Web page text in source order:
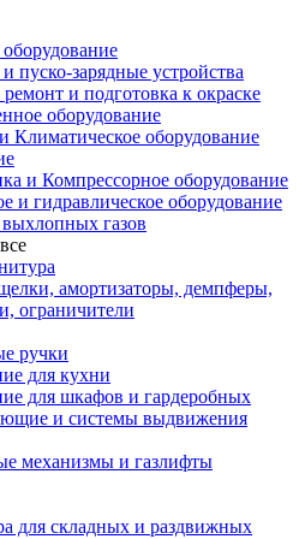
пуско-зарядные устройства
и подготовка к окраске
оборудование
Климатическое оборудование
и Компрессорное оборудование
и гидравлическое оборудование
газов
амортизаторы, демпферы,
ограничители
ручки
для кухни
для шкафов и гардеробных
и системы выдвижения
механизмы и газлифты
для складных и раздвижных